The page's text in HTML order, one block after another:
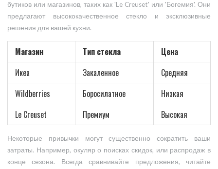
бутиков или магазинов, таких как 'Le Creuset' или 'Богемия'. Они
предлагают высококачественное стекло и эксклюзивные
решения для вашей кухни.
Магазин Тип стекла
Цена
Икеа
Закаленное
Средняя
Wildberries
Боросилатное
Низкая
Le Creuset
Премиум Высокая
Некоторые привычки могут существенно сократить ваши
затраты. Например, окуляр о поисках скидок, или распродаж в
конце сезона. Всегда сравнивайте предложения, читайте